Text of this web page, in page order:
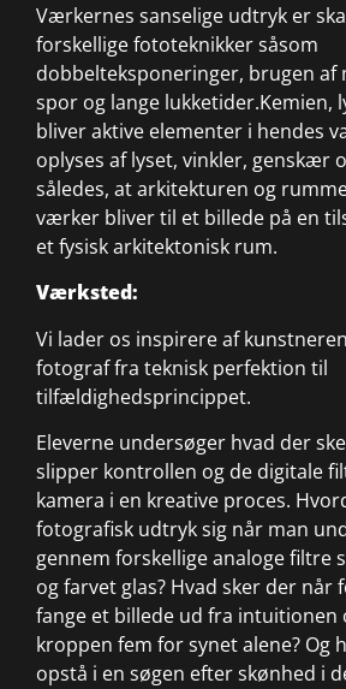
Værkernes sanselige udtryk er
forskellige fototeknikker såsom
dobbelteksponeringer, brugen af
spor og lange lukketider.Kemien,
bliver aktive elementer i hendes
oplyses af lyset, vinkler, genskær
således, at arkitekturen og
værker bliver til et billede på en
et fysisk arkitektonisk rum.
Værksted:
Vi lader os inspirere af
fotograf fra teknisk perfektion til
tilfældighedsprincippet.
Eleverne undersøger hvad der
slipper kontrollen og de digitale
kamera i en kreative proces.
fotografisk udtryk sig når man
gennem forskellige analoge filtre
og farvet glas? Hvad sker der når
fange et billede ud fra intuitionen
kroppen fem for synet alene? Og
opstå i en søgen efter skønhed i